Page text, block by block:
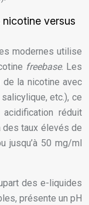
versus
modernes utilise
freebase. Les
la nicotine avec
etc.), ce
réduit
des taux élevés de
jusqu’à 50 mg/ml
des e-liquides
présente un pH